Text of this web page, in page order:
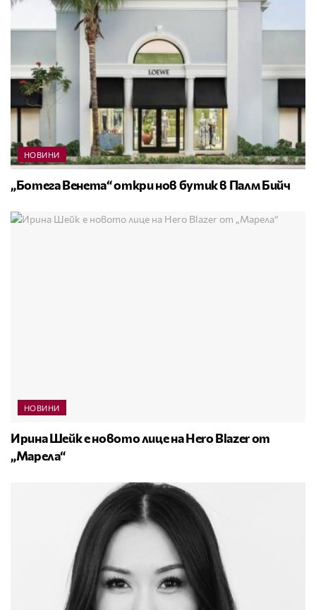
НОВИНИ
„Ботега Венета“ откри нов бутик в Палм Бийч
НОВИНИ
Ирина Шейк е новото лице на Hero Blazer от
„Марела“